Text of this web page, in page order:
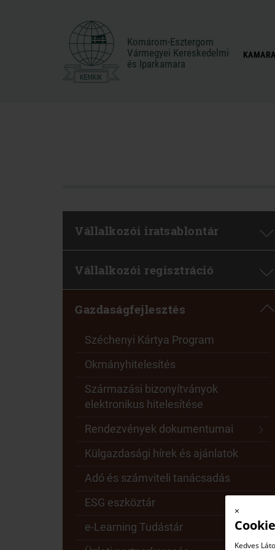
×
Kedves
Komárom-Esztergom
Vármegyei Kereskedelmi
és Iparkamara
Komárom-Esztergom
Vármegyei Kereskedelmi
és Iparkamara
Vállalkozói iratsablontár
Vállalkozói regisztráció
Gazdaságfejlesztés
Széchenyi Kártya Program
Okmányhitelesítés
Származási bizonyítványok
elektronikus hitelesítése
Rendezvények dokumentumai
Külgazdasági hírek és ajánlatok
Adó és számviteli tanácsadás
ESG eszköztár
e-Learning Tudástár